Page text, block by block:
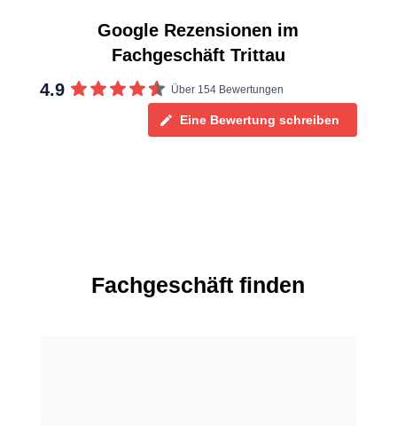
Google Rezensionen im
Fachgeschäft Trittau
4.9
Über 154 Bewertungen
Eine Bewertung schreiben
Fachgeschäft finden